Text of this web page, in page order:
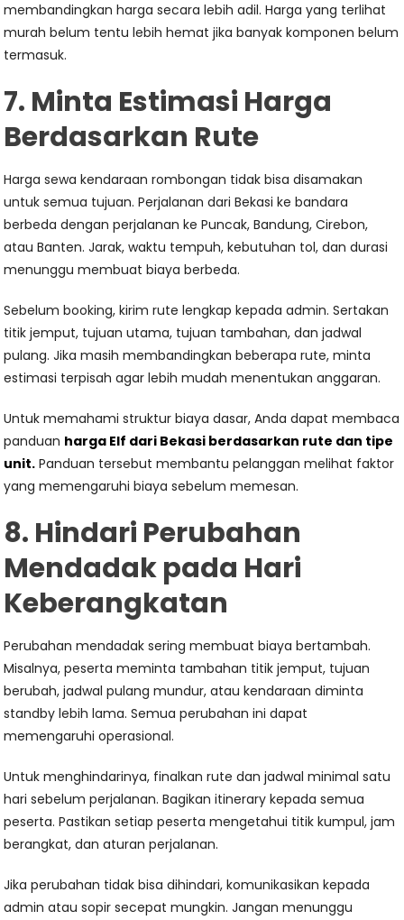
membandingkan harga secara lebih adil. Harga yang terlihat
murah belum tentu lebih hemat jika banyak komponen belum
termasuk.
7. Minta Estimasi Harga
Berdasarkan Rute
Harga sewa kendaraan rombongan tidak bisa disamakan
untuk semua tujuan. Perjalanan dari Bekasi ke bandara
berbeda dengan perjalanan ke Puncak, Bandung, Cirebon,
atau Banten. Jarak, waktu tempuh, kebutuhan tol, dan durasi
menunggu membuat biaya berbeda.
Sebelum booking, kirim rute lengkap kepada admin. Sertakan
titik jemput, tujuan utama, tujuan tambahan, dan jadwal
pulang. Jika masih membandingkan beberapa rute, minta
estimasi terpisah agar lebih mudah menentukan anggaran.
Untuk memahami struktur biaya dasar, Anda dapat membaca
panduan harga Elf dari Bekasi berdasarkan rute dan tipe
unit. Panduan tersebut membantu pelanggan melihat faktor
yang memengaruhi biaya sebelum memesan.
8. Hindari Perubahan
Mendadak pada Hari
Keberangkatan
Perubahan mendadak sering membuat biaya bertambah.
Misalnya, peserta meminta tambahan titik jemput, tujuan
berubah, jadwal pulang mundur, atau kendaraan diminta
standby lebih lama. Semua perubahan ini dapat
memengaruhi operasional.
Untuk menghindarinya, finalkan rute dan jadwal minimal satu
hari sebelum perjalanan. Bagikan itinerary kepada semua
peserta. Pastikan setiap peserta mengetahui titik kumpul, jam
berangkat, dan aturan perjalanan.
Jika perubahan tidak bisa dihindari, komunikasikan kepada
admin atau sopir secepat mungkin. Jangan menunggu